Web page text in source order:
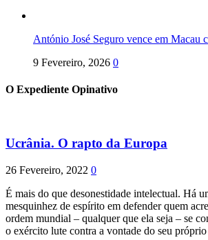
António José Seguro vence em Macau
9 Fevereiro, 2026 0
O Expediente Opinativo
Ucrânia. O rapto da Europa
26 Fevereiro, 2022 0
É mais do que desonestidade intelectual. Há
mesquinhez de espírito em defender quem
ordem mundial – qualquer que ela seja – se
o exército lute contra a vontade do seu próprio